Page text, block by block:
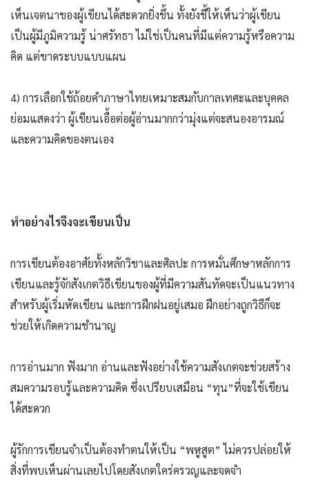
เห็นเจตนาของผู้เขียนได้สะดวกยิ่งขึ้น ทั้งยังชี้ให้เห็นว่าผู้เขียน
เป็นผู้มีภูมิความรู้ น่าศรัทธา ไม่ใช่เป็นคนที่มีแต่ความรู้หรือความ
คิด แต่ขาดระบบแบบแผน
4) การเลือกใช้ถ้อยคำภาษาไทยเหมาะสมกับกาลเทศะและบุคคล
ย่อมแสดงว่า ผู้เขียนเอื้อต่อผู้อ่านมากกว่ามุ่งแต่จะสนองอารมณ์
และความคิดของตนเอง
ทำอย่างไรจึงจะเขียนเป็น
การเขียนต้องอาศัยทั้งหลักวิชาและศิลปะ การหมั่นศึกษาหลักการ
เขียนและรู้จักสังเกตวิธีเขียนของผู้ที่มีความสันทัดจะเป็นแนวทาง
สำหรับผู้เริ่มหัดเขียน และการฝึกฝนอยู่เสมอ ฝึกอย่างถูกวิธีก็จะ
ช่วยให้เกิดความชำนาญ
การอ่านมาก ฟังมาก อ่านและฟังอย่างใช้ความสังเกตจะช่วยสร้าง
สมความรอบรู้และความคิด ซึ่งเปรียบเสมือน “ทุน”ที่จะใช้เขียน
ได้สะดวก
ผู้รักการเขียนจำเป็นต้องทำตนให้เป็น “พหูสูต” ไม่ควรปล่อยให้
สิ่งที่พบเห็นผ่านเลยไปโดยสังเกตใคร่ครวญและจดจำ